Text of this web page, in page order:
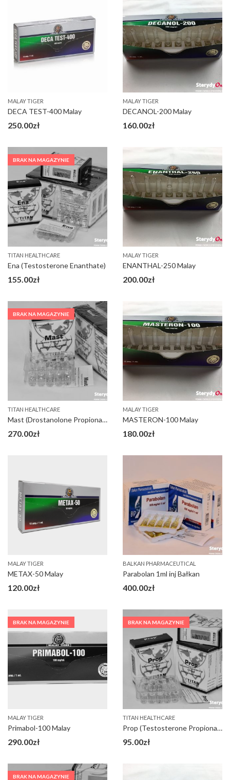
MALAY TIGER
DECA TEST-400 Malay
250.00zł
MALAY TIGER
DECANOL-200 Malay
160.00zł
BRAK NA MAGAZYNIE
TITAN HEALTHCARE
Ena (Testosterone Enanthate)
155.00zł
MALAY TIGER
ENANTHAL-250 Malay
200.00zł
BRAK NA MAGAZYNIE
TITAN HEALTHCARE
Mast (Drostanolone Propionate 100)
270.00zł
MALAY TIGER
MASTERON-100 Malay
180.00zł
MALAY TIGER
METAX-50 Malay
120.00zł
BALKAN PHARMACEUTICAL
Parabolan 1ml inj Bałkan
400.00zł
BRAK NA MAGAZYNIE
MALAY TIGER
Primabol-100 Malay
290.00zł
BRAK NA MAGAZYNIE
TITAN HEALTHCARE
Prop (Testosterone Propionate)
95.00zł
BRAK NA MAGAZYNIE